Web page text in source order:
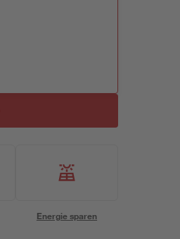
Energie sparen